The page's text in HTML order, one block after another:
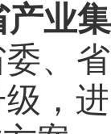
业
、
，